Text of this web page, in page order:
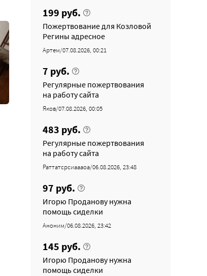
199 руб.
Пожертвование для Козловой
Регины адресное
Артем/07.08.2026, 00:21
7 руб.
Регулярные пожертвования
на работу сайта
Яков/07.08.2026, 00:05
483 руб.
Регулярные пожертвования
на работу сайта
Раттатсрсиаааоа/06.08.2026, 23:48
97 руб.
Игорю Проданову нужна
помощь сиделки
Аноним/06.08.2026, 23:42
145 руб.
Игорю Проданову нужна
помощь сиделки